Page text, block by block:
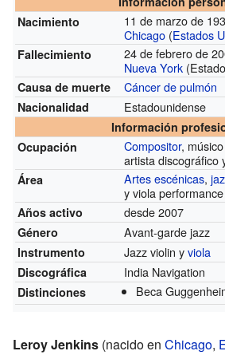
Nacimiento
11 de marzo de
Chicago (Estados
Fallecimiento
24 de febrero de
Nueva York
Causa de muerte Cáncer de pulmón
Nacionalidad Estadounidense
Información
Ocupación
Compositor,
artista discográfico
Área Artes escénicas,
y viola performance
Años activo desde 2007
Género Avant-garde jazz
Instrumento Jazz violin yviola
Discográfica India Navigation
Distinciones Beca
Leroy Jenkins (nacido en Chicago,